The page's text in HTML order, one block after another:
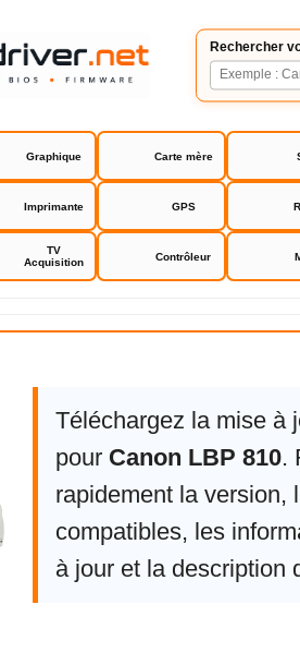
Rechercher
Graphique Carte mère
Imprimante GPS
TV
Acquisition
Contrôleur
Canon LBP 810
Téléchargez la mise à
pour Canon LBP 810.
rapidement la version,
compatibles, les
à jour et la description